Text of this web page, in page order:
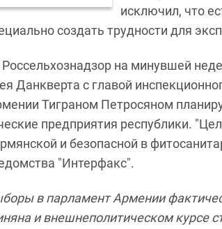
исключил, что
создать трудности для
на минувшей
Данкверта с главой
Тиграном Петросяном
предприятия республики.
и безопасной в
"Интерфакс".
в парламент Армении
и внешнеполитическом курсе